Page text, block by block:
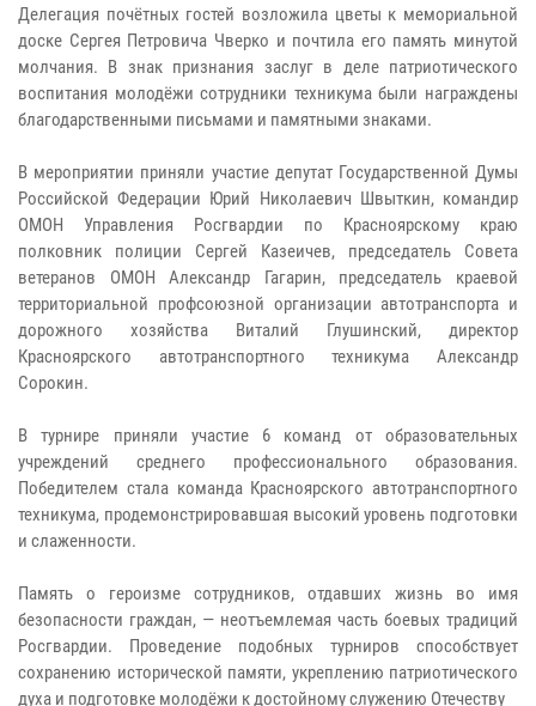
Делегация почётных гостей возложила цветы к мемориальной
доске Сергея Петровича Чверко и почтила его память минутой
молчания. В знак признания заслуг в деле патриотического
воспитания молодёжи сотрудники техникума были награждены
благодарственными письмами и памятными знаками.
В мероприятии приняли участие депутат Государственной Думы
Российской Федерации Юрий Николаевич Швыткин, командир
ОМОН Управления Росгвардии по Красноярскому краю
полковник полиции Сергей Казеичев, председатель Совета
ветеранов ОМОН Александр Гагарин, председатель краевой
территориальной профсоюзной организации автотранспорта и
дорожного хозяйства Виталий Глушинский, директор
Красноярского автотранспортного техникума Александр
Сорокин.
В турнире приняли участие 6 команд от образовательных
учреждений среднего профессионального образования.
Победителем стала команда Красноярского автотранспортного
техникума, продемонстрировавшая высокий уровень подготовки
и слаженности.
Память о героизме сотрудников, отдавших жизнь во имя
безопасности граждан, — неотъемлемая часть боевых традиций
Росгвардии. Проведение подобных турниров способствует
сохранению исторической памяти, укреплению патриотического
духа и подготовке молодёжи к достойному служению Отечеству